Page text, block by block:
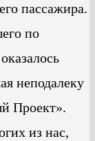
пассажира.
по
неподалеку
Проект».
из нас,